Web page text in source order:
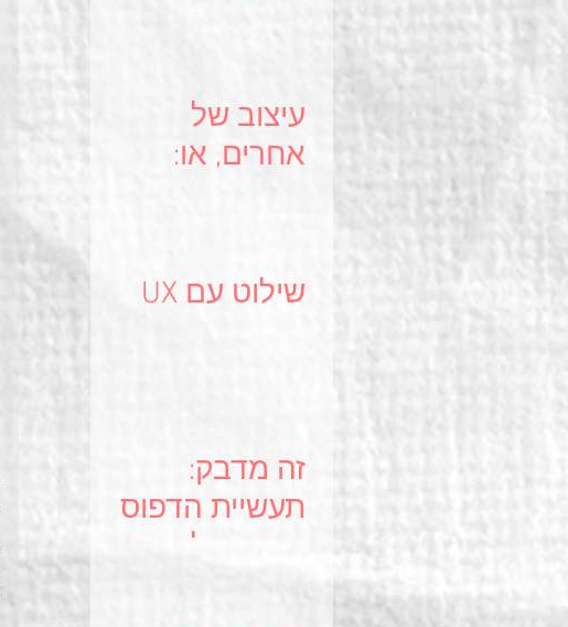
עיצוב של
אחרים, או:
שילוט עם UX
זה מדבק:
תעשיית הדפוס
נרתמת למאבק